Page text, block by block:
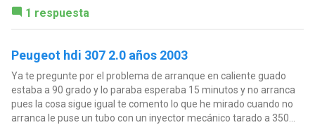
1 respuesta
Peugeot hdi 307 2.0 años 2003
Ya te pregunte por el problema de arranque en caliente guado
estaba a 90 grado y lo paraba esperaba 15 minutos y no arranca
pues la cosa sigue igual te comento lo que he mirado cuando no
arranca le puse un tubo con un inyector mecánico tarado a 350...